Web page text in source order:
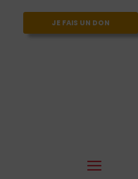
JE FAIS UN DON